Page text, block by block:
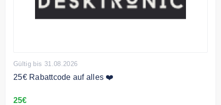
Gültig bis 31.08.2026
25€ Rabattcode auf alles ❤️
25€